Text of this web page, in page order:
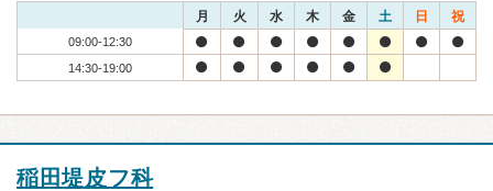
月 火 水 木 金 土 日 祝
09:00-12:30
14:30-19:00
稲田堤皮フ科